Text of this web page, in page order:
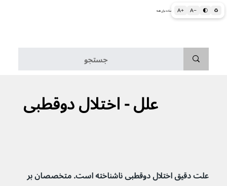
A+ A− 🌓 ♻ اطلاعات پزشکی و بهداشتی به زبان ساده برای همه
علل - اختلال دوقطبی
علت دقیق اختلال دوقطبی ناشناخته است. متخصصان بر